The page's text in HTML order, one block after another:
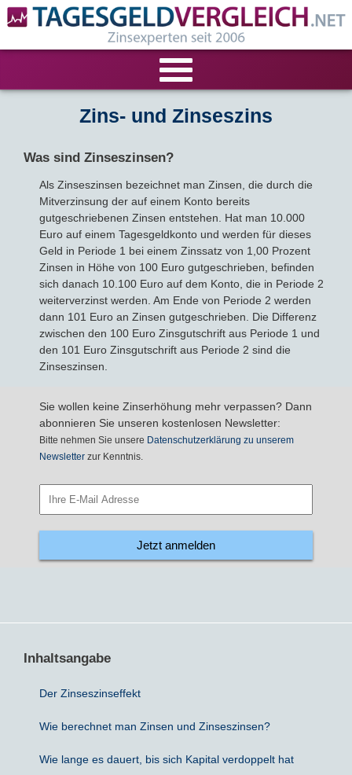
VERGLEICHE
Festgeld-Vergleich
Zinsvergleich
Tagesgeld mit Zinsgarantie
Nachhaltige Banken
Tagesgeldrechner
Festgeldrechner
LIVE-TESTS
Tagesgeld-Test
Festgeld-Test
Zinsbroker-Test
FIRMENANGEBOTE
Firmentagesgeld
Cash Management
ANLAGEALTERNATIVEN
Sparbuch
Kombigeld
Broker mit Zinsen
Robo-Advisor
Fremdwährungskonto
Ratgeber
Lexikon
VERÖFFENTLICHUNGEN
Zinsradar
Impressum
Newsletter
Zins- und Zinseszins
Was sind Zinseszinsen?
Als Zinseszinsen bezeichnet man Zinsen, die durch die
Mitverzinsung der auf einem Konto bereits
gutgeschriebenen Zinsen entstehen. Hat man 10.000
Euro auf einem Tagesgeldkonto und werden für dieses
Geld in Periode 1 bei einem Zinssatz von 1,00 Prozent
Zinsen in Höhe von 100 Euro gutgeschrieben, befinden
sich danach 10.100 Euro auf dem Konto, die in Periode 2
weiterverzinst werden. Am Ende von Periode 2 werden
dann 101 Euro an Zinsen gutgeschrieben. Die Differenz
zwischen den 100 Euro Zinsgutschrift aus Periode 1 und
den 101 Euro Zinsgutschrift aus Periode 2 sind die
Zinseszinsen.
Sie wollen keine Zinserhöhung mehr verpassen? Dann
abonnieren Sie unseren kostenlosen Newsletter:
Bitte nehmen Sie unsere Datenschutzerklärung zu unserem
Newsletter zur Kenntnis.
Jetzt anmelden
Inhaltsangabe
Der Zinseszinseffekt
Wie berechnet man Zinsen und Zinseszinsen?
Wie lange es dauert, bis sich Kapital verdoppelt hat